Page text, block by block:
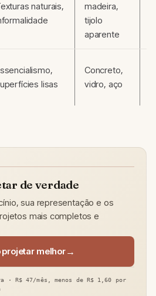
naturais,
madeira,
tijolo
aparente
lisas
Concreto,
vidro, aço
de verdade
sua representação e os
mais completos e
projetar melhor
· R$ 47/mês, menos de R$ 1,60 por